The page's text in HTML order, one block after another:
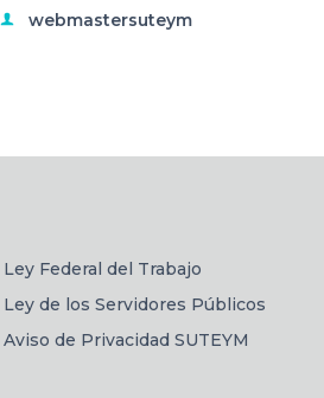
webmastersuteym
Ley Federal del Trabajo
Ley de los Servidores Públicos
Aviso de Privacidad SUTEYM